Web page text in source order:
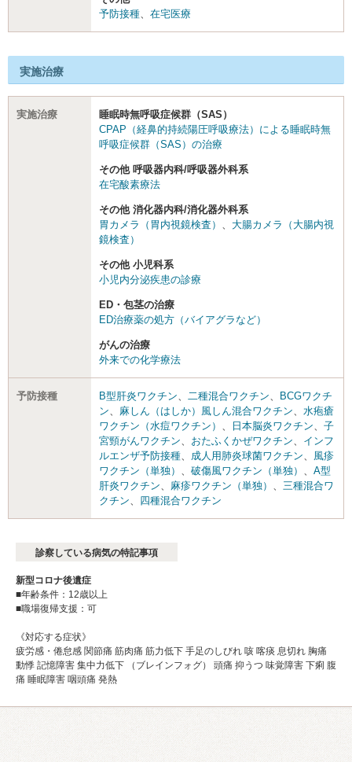
予防接種
在宅医療
実施治療
実施治療
睡眠時無呼吸症候群（SAS）
CPAP（経鼻的持続陽圧呼吸療法）による睡眠時無
呼吸症候群（SAS）の治療
その他 呼吸器内科/呼吸器外科系
在宅酸素療法
その他 消化器内科/消化器外科系
胃カメラ（胃内視鏡検査）
大腸カメラ（大腸内視
鏡検査）
その他 小児科系
小児内分泌疾患の診療
ED・包茎の治療
ED治療薬の処方（バイアグラなど）
がんの治療
外来での化学療法
予防接種 B型肝炎ワクチン 二種混合ワクチン
BCGワクチ
ン
麻しん（はしか）風しん混合ワクチン
水疱瘡
ワクチン（水痘ワクチン）
日本脳炎ワクチン
子
宮頸がんワクチン
おたふくかぜワクチン
インフ
ルエンザ予防接種
成人用肺炎球菌ワクチン
風疹
ワクチン（単独）
破傷風ワクチン（単独）
A型
肝炎ワクチン
麻疹ワクチン（単独）
三種混合ワ
クチン
四種混合ワクチン
診察している病気の特記事項
新型コロナ後遺症
■年齢条件：12歳以上
■職場復帰支援：可
《対応する症状》
疲労感・倦怠感 関節痛 筋肉痛 筋力低下 手足のしびれ 咳 喀痰 息切れ 胸痛
動悸 記憶障害 集中力低下 （ブレインフォグ） 頭痛 抑うつ 味覚障害 下痢 腹
痛 睡眠障害 咽頭痛 発熱